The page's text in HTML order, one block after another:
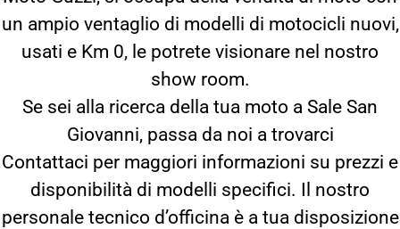
un ampio ventaglio di modelli di motocicli nuovi,
usati e Km 0, le potrete visionare nel nostro
show room.
Se sei alla ricerca della tua moto a Sale San
Giovanni, passa da noi a trovarci
Contattaci per maggiori informazioni su prezzi e
disponibilità di modelli specifici. Il nostro
personale tecnico d’officina è a tua disposizione